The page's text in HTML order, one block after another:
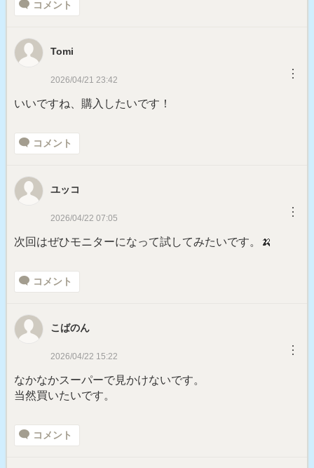
コメント
Tomi
2026/04/21 23:42 ︙
いいですね、購入したいです！
コメント
ユッコ
2026/04/22 07:05 ︙
次回はぜひモニターになって試してみたいです。🍌
コメント
こばのん
2026/04/22 15:22 ︙
なかなかスーパーで見かけないです。
当然買いたいです。
コメント